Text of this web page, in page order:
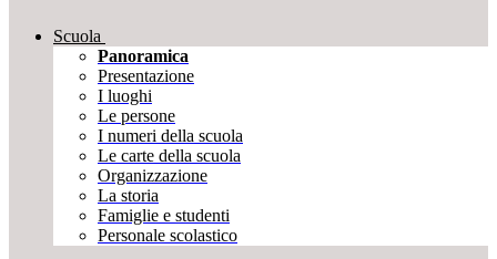
Scuola
Panoramica
Presentazione
I luoghi
Le persone
I numeri della scuola
Le carte della scuola
Organizzazione
La storia
Famiglie e studenti
Personale scolastico